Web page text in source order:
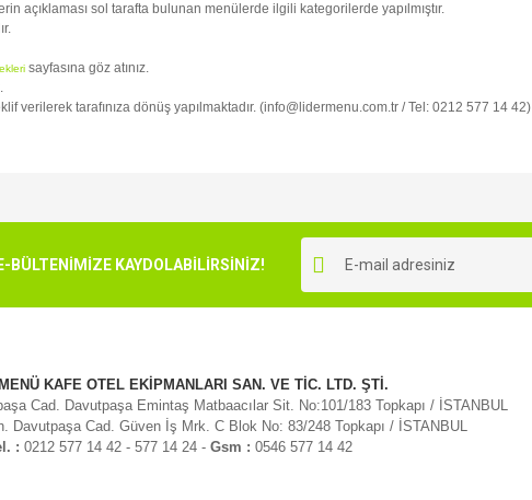
açıklaması sol tarafta bulunan menülerde ilgili kategorilerde yapılmıştır.
sayfasına göz atınız.
verilerek tarafınıza dönüş yapılmaktadır. (info@lidermenu.com.tr / Tel: 0212 577 14 42)
BÜLTENİMİZE KAYDOLABİLİRSİNİZ!
KAFE OTEL EKİPMANLARI SAN. VE TİC. LTD. ŞTİ.
Cad. Davutpaşa Emintaş Matbaacılar Sit. No:101/183 Topkapı / İSTANBUL
Davutpaşa Cad. Güven İş Mrk. C Blok No: 83/248 Topkapı / İSTANBUL
: 0212 577 14 42 - 577 14 24 - Gsm : 0546 577 14 42